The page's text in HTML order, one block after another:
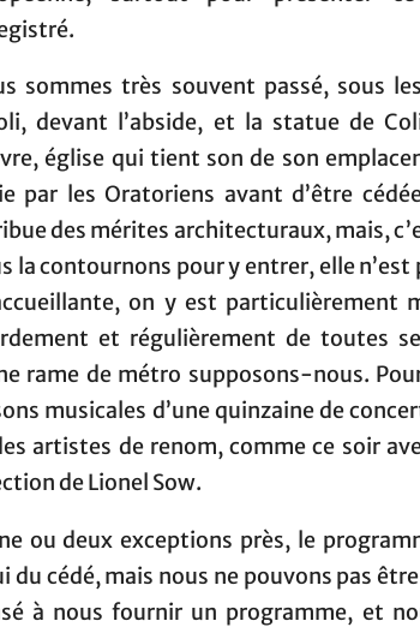
sommes très souvent passé, sous
devant l’abside, et la statue de
église qui tient son de son
par les Oratoriens avant d’être
des mérites architecturaux, mais,
la contournons pour y entrer, elle
on y est particulièrement
et régulièrement de toutes
rame de métro supposons-nous.
musicales d’une quinzaine de
artistes de renom, comme ce soir
de Lionel Sow.
ou deux exceptions près, le
du cédé, mais nous ne pouvons pas
à nous fournir un programme, et